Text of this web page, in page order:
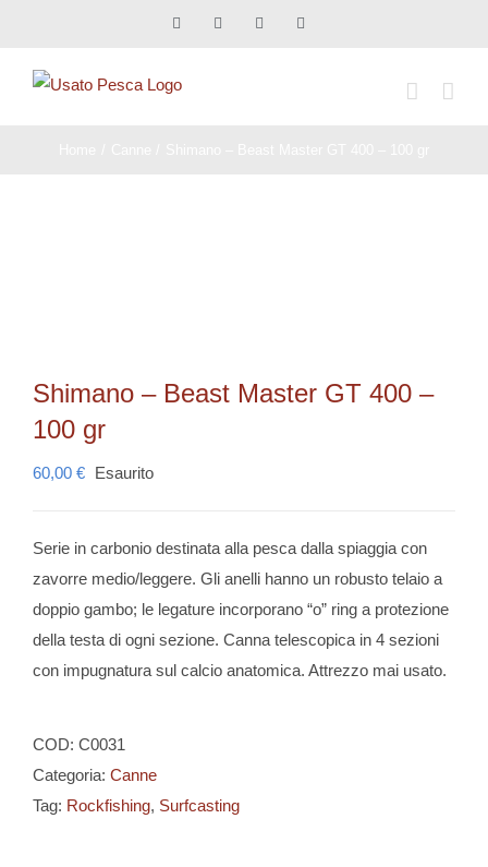
contenuto
Facebook Instagram
Shimano – Beast Master GT 400 –
100 gr
60,00 € Esaurito
Serie in carbonio destinata alla pesca dalla spiaggia con
zavorre medio/leggere. Gli anelli hanno un robusto telaio a
doppio gambo; le legature incorporano “o” ring a protezione
della testa di ogni sezione. Canna telescopica in 4 sezioni
con impugnatura sul calcio anatomica. Attrezzo mai usato.
COD: C0031
Categoria: Canne
Tag: Rockfishing, Surfcasting